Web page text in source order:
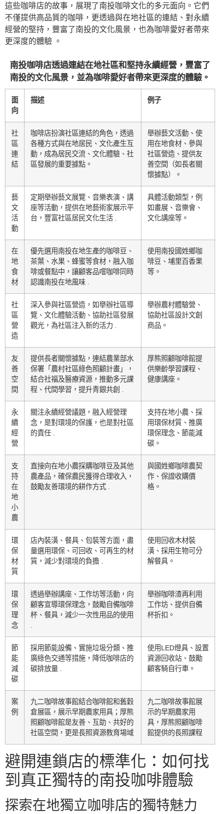
這些咖啡店的故事，展現了南投咖啡文化的多元面向。它們
不僅提供高品質的咖啡，更透過與在地社區的連結、對永續
經營的堅持，豐富了南投的文化風景，也為咖啡愛好者帶來
更深度的體驗 。
南投咖啡店透過連結在地社區和堅持永續經營，豐富了
南投的文化風景，並為咖啡愛好者帶來更深度的體驗。
面
向
描述 例子
社
區
連
結
咖啡店扮演社區連結的角色，透過
各種方式與在地居民、文化產生互
動，成為居民交流、文化體驗、社
區發展的重要據點。
舉辦藝文活動、使
用在地食材、參與
社區營造、提供友
善空間（如長者關
懷據點）。
藝
文
活
動
定期舉辦藝文展覽、音樂表演、講
座等活動，提供在地藝術家展示平
台，豐富社區居民文化生活 .
具體活動類型，例
如畫展、音樂會、
文化講座等。
在
地
食
材
優先選用南投在地生產的咖啡豆、
茶葉、水果、蜂蜜等食材，融入咖
啡或餐點中，讓顧客品嚐咖啡同時
認識南投在地風味 .
使用南投國姓鄉咖
啡豆、埔里百香果
等。
社
區
營
造
深入參與社區營造，如舉辦社區導
覽、文化體驗活動、協助社區發展
觀光，為社區注入新的活力 .
舉辦農村體驗營、
協助社區設計文創
商品。
友
善
空
間
提供長者關懷據點，連結農業部水
保署「農村社區綠色照顧計畫」，
結合社福及醫療資源，推動多元課
程、代間學習，提升青銀共創 .
厚熊照顧咖啡館提
供樂齡學習課程、
健康講座。
永
續
經
營
關注永續經營議題，融入經營理
念，是對環境的保護，也是對社區
的責任 .
支持在地小農、採
用環保材質、推廣
環保理念、節能減
碳。
支
持
在
地
小
農
直接向在地小農採購咖啡豆及其他
農產品，確保農民獲得合理收入，
鼓勵友善環境的耕作方式 .
與國姓鄉咖啡農契
作、保證收購價
格。
環
保
材
質
店內裝潢、餐具、包裝等方面，盡
量選用環保、可回收、可再生的材
質，減少對環境的負擔 .
使用回收木材裝
潢、採用生物可分
解餐具。
環
保
理
念
透過舉辦講座、工作坊等活動，向
顧客宣導環保理念，鼓勵自備咖啡
杯、餐具，減少一次性用品的使用
.
舉辦咖啡渣再利用
工作坊、提供自備
杯折扣。
節
能
減
碳
採用節能設備、實施垃圾分類、推
廣綠色交通等措施，降低咖啡店的
碳排放量 .
使用LED燈具、設置
資源回收站、鼓勵
顧客騎自行車。
案
例
九二咖啡故事館結合咖啡館和舊穀
倉展區，展示早期農家用具；厚熊
照顧咖啡館是友善、互助、共好的
社區空間，更是長照資源教育場域
九二咖啡故事館展
示的早期農家用
具，厚熊照顧咖啡
館提供的長照課程
避開連鎖店的標準化：如何找
到真正獨特的南投咖啡體驗
探索在地獨立咖啡店的獨特魅力